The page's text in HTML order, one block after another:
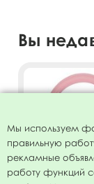
Вы
Мы используем
правильную
рекламные
работу функций